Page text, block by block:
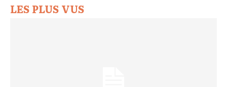
LES PLUS VUS